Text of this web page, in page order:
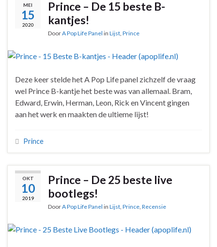
MEI
15
2020
Prince – De 15 beste B-
kantjes!
DoorA Pop Life Panel in Lijst Prince
Deze keer stelde het A Pop Life panel zichzelf de vraag
wel Prince B-kantje het beste was van allemaal. Bram,
Edward, Erwin, Herman, Leon, Rick en Vincent gingen
aan het werk en maakten de ultieme lijst!
Prince
OKT
10
2019
Prince – De 25 beste live
bootlegs!
DoorA Pop Life Panel in Lijst Prince Recensie